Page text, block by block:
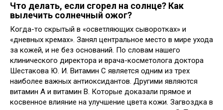
Что делать, если сгорел на солнце? Как
вылечить солнечный ожог?
Когда-то скрытый в «осветляющих сыворотках» и
«дневных кремах». Занял центральное место в мире ухода
за кожей, и не без оснований. По словам нашего
клинического директора и врача-косметолога доктора
Шестакова Ю. И. Витамин С является одним из трех
наиболее важных антиоксидантов. Другими являются
витамин А и витамин В. Которые доказали прямое и
косвенное влияние на улучшение цвета кожи. Загвоздка в